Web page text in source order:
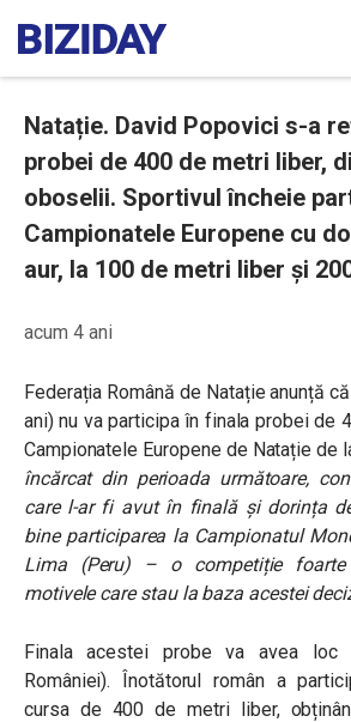
Natație. David Popovici s-a
probei de 400 de metri liber,
oboselii. Sportivul încheie
Campionatele Europene cu
aur, la 100 de metri liber și
acum 4 ani
Federația Română de Natație anunță
ani) nu va participa în finala probei de
Campionatele Europene de Natație de
încărcat din perioada următoare,
care l-ar fi avut în finală și dorința
bine participarea la Campionatul
Lima (Peru) – o competiție
motivele care stau la baza acestei
Finala acestei probe va avea
României). Înotătorul român a
cursa de 400 de metri liber,